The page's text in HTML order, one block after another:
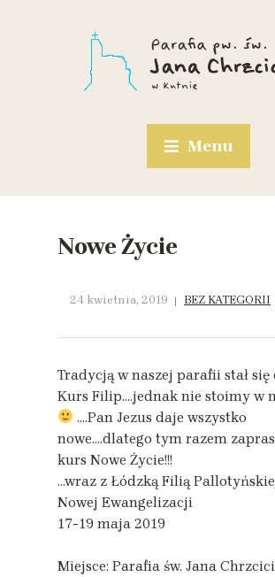
Menu
Nowe Życie
24 kwietnia, 2019 BEZ KATEGORII
Tradycją w naszej parafii stał
Kurs Filip….jednak nie stoimy w
….Pan Jezus daje wszystko
nowe….dlatego tym razem
kurs Nowe Życie!!!
…wraz z Łódzką Filią
Nowej Ewangelizacji
17-19 maja 2019
Miejsce: Parafia św. Jana